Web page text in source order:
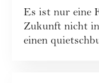
Es ist nur eine
Zukunft nicht
einen